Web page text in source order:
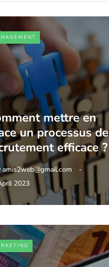
mettre en
un processus de
efficace ?
amis2web@gmail.com
2023